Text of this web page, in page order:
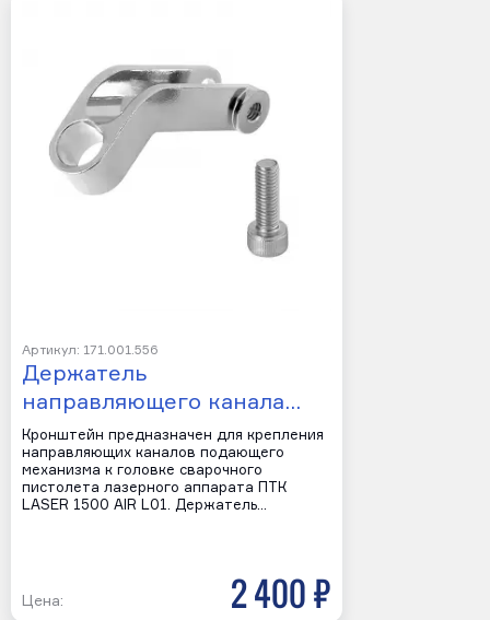
Артикул: 171.001.556
Держатель
направляющего канала…
Кронштейн предназначен для крепления
направляющих каналов подающего
механизма к головке сварочного
пистолета лазерного аппарата ПТК
LASER 1500 AIR L01. Держатель…
Цена: 2 400 р